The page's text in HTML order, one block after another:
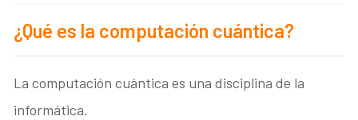
¿Qué es la computación cuántica?
La computación cuántica es una disciplina de la
informática.